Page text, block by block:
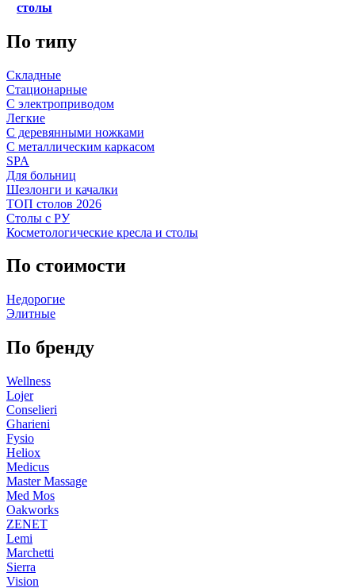
столы
По типу
Складные
Стационарные
С электроприводом
Легкие
С деревянными ножками
С металлическим каркасом
SPA
Для больниц
Шезлонги и качалки
ТОП столов 2026
Столы с РУ
Косметологические кресла и столы
По стоимости
Недорогие
Элитные
По бренду
Wellness
Lojer
Conselieri
Gharieni
Fysio
Heliox
Medicus
Master Massage
Med Mos
Oakworks
ZENET
Lemi
Marchetti
Sierra
Vision